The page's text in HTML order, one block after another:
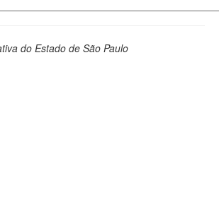
do Estado de São Paulo